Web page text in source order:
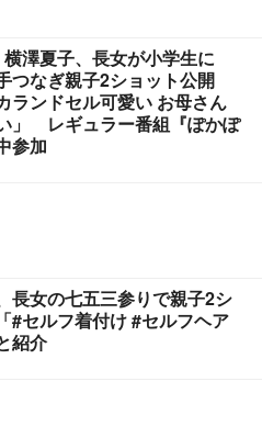
澤夏子、長女が小学生に
つなぎ親子2ショット公開
ランドセル可愛い お母さん
」 レギュラー番組『ぽかぽ
参加
長女の七五三参りで親子2シ
セルフ着付け #セルフヘア
紹介